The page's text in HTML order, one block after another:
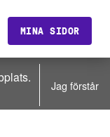
MINA SIDOR
Jag förstår